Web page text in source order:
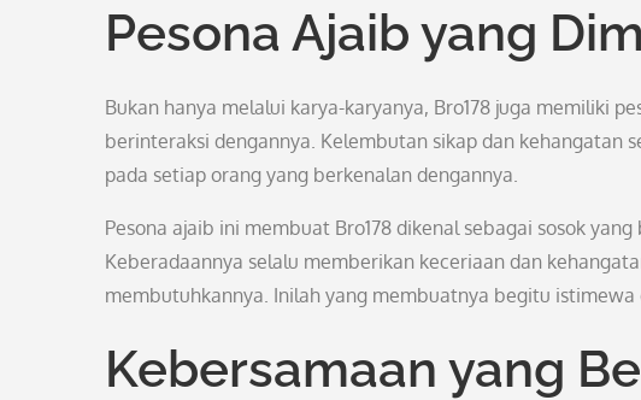
Pesona Ajaib yang
Bukan hanya melalui karya-karyanya, Bro178 juga memiliki
berinteraksi dengannya. Kelembutan sikap dan kehangatan
pada setiap orang yang berkenalan dengannya.
Pesona ajaib ini membuat Bro178 dikenal sebagai sosok
Keberadaannya selalu memberikan keceriaan dan
membutuhkannya. Inilah yang membuatnya begitu istimewa
Kebersamaan yang